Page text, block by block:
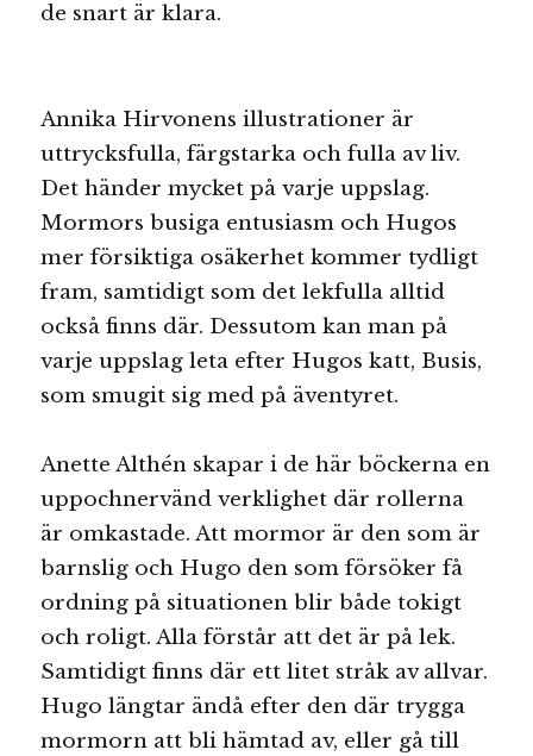
de snart är klara.
Annika Hirvonens illustrationer är
uttrycksfulla, färgstarka och fulla av liv.
Det händer mycket på varje uppslag.
Mormors busiga entusiasm och Hugos
mer försiktiga osäkerhet kommer tydligt
fram, samtidigt som det lekfulla alltid
också finns där. Dessutom kan man på
varje uppslag leta efter Hugos katt, Busis,
som smugit sig med på äventyret.
Anette Althén skapar i de här böckerna en
uppochnervänd verklighet där rollerna
är omkastade. Att mormor är den som är
barnslig och Hugo den som försöker få
ordning på situationen blir både tokigt
och roligt. Alla förstår att det är på lek.
Samtidigt finns där ett litet stråk av allvar.
Hugo längtar ändå efter den där trygga
mormorn att bli hämtad av, eller gå till